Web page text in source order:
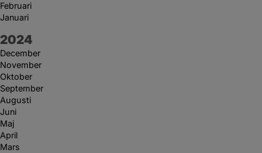
Februari
Januari
År:
2024
December
November
Oktober
September
Augusti
Juni
Maj
April
Mars